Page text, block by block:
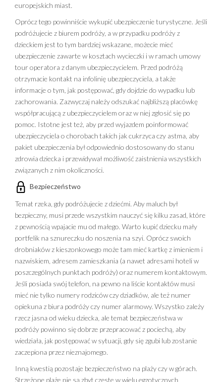
europejskich miast.
Oprócz tego powinniście wykupić ubezpieczenie turystyczne. Jeśli
podróżujecie z biurem podróży, a w przypadku podróży z
dzieckiem jest to tym bardziej wskazane, możecie mieć
ubezpieczenie zawarte w kosztach wycieczki i w ramach umowy
tour operatora z danym ubezpieczycielem. Przed podróżą
otrzymacie kontakt na infolinię ubezpieczyciela, a także
informacje o tym, jak postępować, gdy dojdzie do wypadku lub
zachorowania. Zazwyczaj należy odszukać najbliższą placówkę
współpracującą z ubezpieczycielem oraz w niej zgłosić się po
pomoc. Istotne jest też, aby przed wyjazdem poinformować
ubezpieczyciela o chorobach takich jak cukrzyca czy astma, aby
pakiet ubezpieczenia był odpowiednio dostosowany do stanu
zdrowia dziecka i przewidywał możliwość zaistnienia wszystkich
związanych z nim okoliczności.
Bezpieczeństwo
Temat rzeka, gdy podróżujecie z dziećmi. Aby maluch był
bezpieczny, musi przede wszystkim nauczyć się kilku zasad, które
z pewnością wpajacie mu od małego. Warto kupić dziecku mały
portfelik na sznureczku do noszenia na szyi. Oprócz swoich
drobniaków z kieszonkowego może tam mieć kartkę z imieniem i
nazwiskiem, adresem zamieszkania (a nawet adresami hoteli w
poszczególnych punktach podróży) oraz numerem kontaktowym.
Jeśli posiada swój telefon, na pewno na liście kontaktów musi
mieć nie tylko numery rodziców czy dziadków, ale też numer
opiekuna z biura podróży czy numer alarmowy. Wszystko zależy
rzecz jasna od wieku dziecka, ale temat bezpieczeństwa w
podróży powinno się dobrze przepracować z pociechą, aby
wiedziała, jak postępować w sytuacji, gdy się zgubi lub zostanie
zaczepiona przez nieznajomego.
Inną kwestią pozostaje bezpieczeństwo na plaży czy w górach.
Strzeżone plaże nie są zbyt częste w wielu egzotycznych